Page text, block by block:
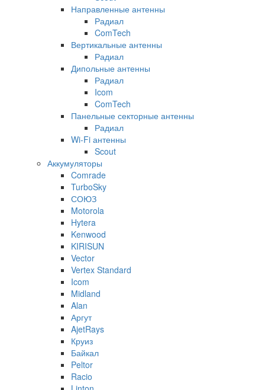
Направленные антенны
Радиал
ComTech
Вертикальные антенны
Радиал
Дипольные антенны
Радиал
Icom
ComTech
Панельные секторные антенны
Радиал
Wi-Fi антенны
Scout
Аккумуляторы
Comrade
TurboSky
СОЮЗ
Motorola
Hytera
Kenwood
KIRISUN
Vector
Vertex Standard
Icom
Midland
Alan
Аргут
AjetRays
Круиз
Байкал
Peltor
Racio